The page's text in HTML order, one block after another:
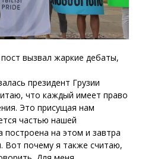
вызвал жаркие дебаты,
президент Грузии
что каждый имеет право
Это присущая нам
частью нашей
построена на этом и завтра
Вот почему я также считаю,